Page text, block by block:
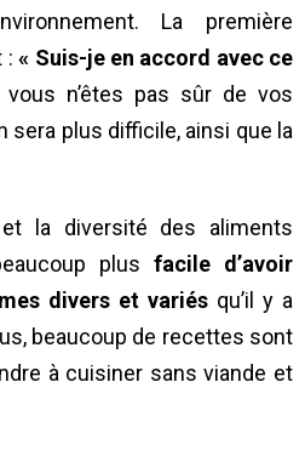
La première
:« Suis-je en accord avec ce
vous n’êtes pas sûr de vos
sera plus difficile, ainsi que la
la diversité des aliments
plusfacile d’avoir
divers et variés qu’il y a
beaucoup de recettes sont
à cuisiner sans viande et